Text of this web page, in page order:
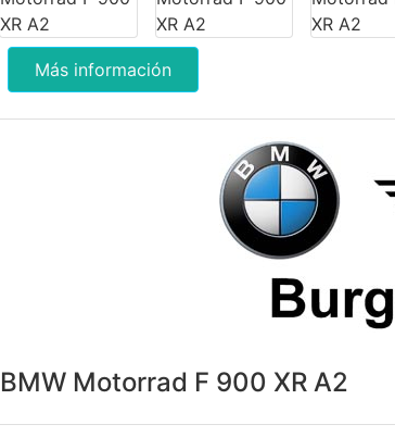
Más información
BMW Motorrad F 900 XR A2